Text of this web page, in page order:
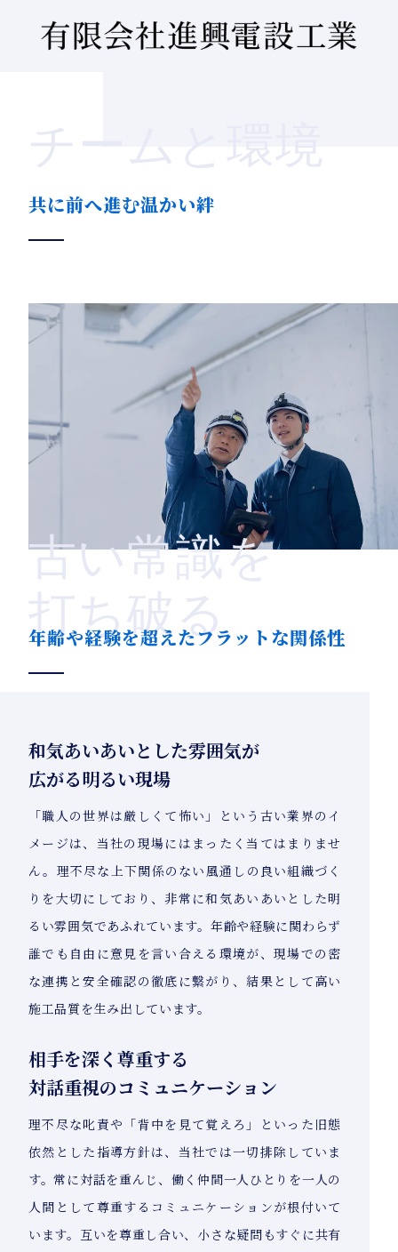
チームと環境
共に前へ進む温かい絆
古い常識を
打ち破る
年齢や経験を超えたフラットな関係性
和気あいあいとした雰囲気が
広がる明るい現場
「職人の世界は厳しくて怖い」という古い業界のイ
メージは、当社の現場にはまったく当てはまりませ
ん。理不尽な上下関係のない風通しの良い組織づく
りを大切にしており、非常に和気あいあいとした明
るい雰囲気であふれています。年齢や経験に関わらず
誰でも自由に意見を言い合える環境が、現場での密
な連携と安全確認の徹底に繋がり、結果として高い
施工品質を生み出しています。
相手を深く尊重する
対話重視のコミュニケーション
理不尽な叱責や「背中を見て覚えろ」といった旧態
依然とした指導方針は、当社では一切排除していま
す。常に対話を重んじ、働く仲間一人ひとりを一人の
人間として尊重するコミュニケーションが根付いて
います。互いを尊重し合い、小さな疑問もすぐに共有